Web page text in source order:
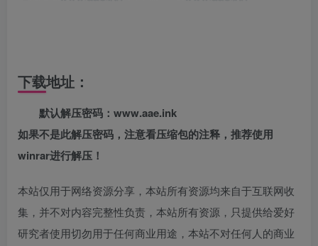
下载地址：
默认解压密码：www.aae.ink
如果不是此解压密码，注意看压缩包的注释，推荐使用
winrar进行解压！
本站仅用于网络资源分享，本站所有资源均来自于互联网收
集，并不对内容完整性负责，本站所有资源，只提供给爱好
研究者使用切勿用于任何商业用途，本站不对任何人的商业